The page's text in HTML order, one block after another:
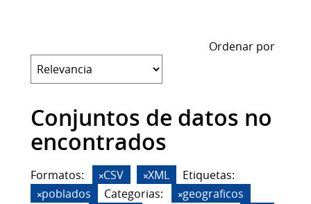
Ordenar por
Conjuntos de datos no
encontrados
Formatos: CSV XML
Etiquetas:
poblados
Categorias:
geograficos